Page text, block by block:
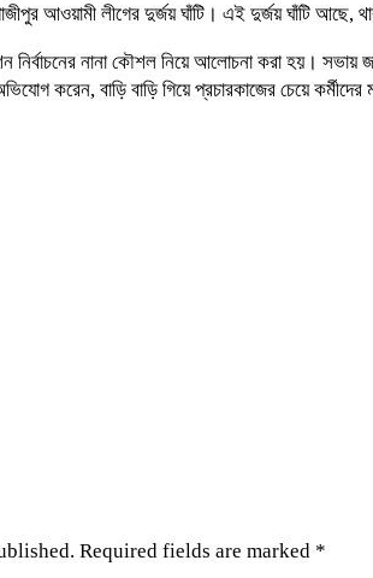
আওয়ামী লীগের দুর্জয় ঘাঁটি। এই দুর্জয় ঘাঁটি আছে,
নির্বাচনের নানা কৌশল নিয়ে আলোচনা করা হয়।
করেন, বাড়ি বাড়ি গিয়ে প্রচারকাজের চেয়ে
Required fields are marked *